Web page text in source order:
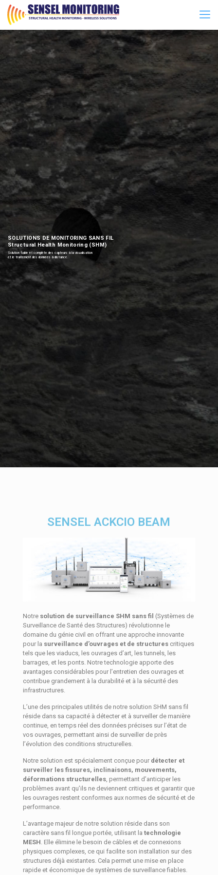
SOLUTIONS DE MONITORING SANS FIL
Structural Health Monitoring (SHM)
Solution fiable et complète des capteurs à la visualisation
et le traitement des données à distance.
SENSEL ACKCIO BEAM
Notre solution de surveillance SHM sans fil (Systèmes de
Surveillance de Santé des Structures) révolutionne le
domaine du génie civil en offrant une approche innovante
pour la surveillance d’ouvrages et de structurescritiques
tels que les viaducs, les ouvrages d’art, les tunnels, les
barrages, et les ponts. Notre technologie apporte des
avantages considérables pour l’entretien des ouvrages et
contribue grandement à la durabilité et à la sécurité des
infrastructures.
L’une des principales utilités de notre solution SHM sans fil
réside dans sa capacité à détecter et à surveiller de manière
continue, en temps réel des données précises sur l’état de
vos ouvrages, permettant ainsi de surveiller de près
l’évolution des conditions structurelles.
Notre solution est spécialement conçue pour détecter et
surveiller les fissures, inclinaisons, mouvements,
déformations structurelles, permettant d’anticiper les
problèmes avant qu’ils ne deviennent critiques et garantir que
les ouvrages restent conformes aux normes de sécurité et de
performance.
L’avantage majeur de notre solution réside dans son
caractère sans fil longue portée, utilisant la technologie
MESH . Elle élimine le besoin de câbles et de connexions
physiques complexes, ce qui facilite son installation sur des
structures déjà existantes. Cela permet une mise en place
rapide et économique de systèmes de surveillance fiables.